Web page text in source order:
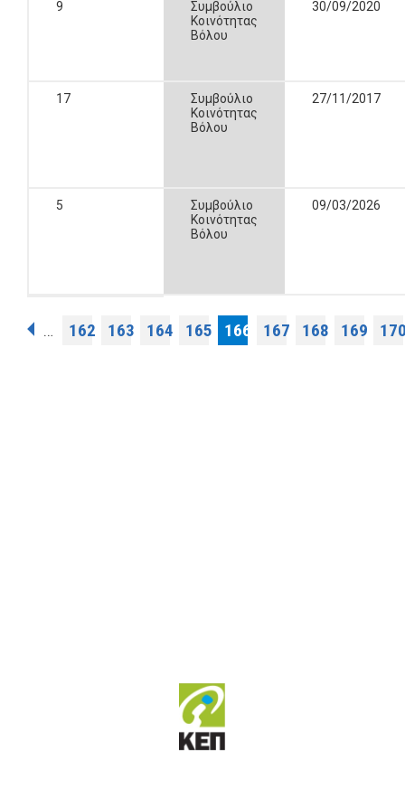
9
Συμβούλιο
Κοινότητας
Βόλου
30/09/2020
17
Συμβούλιο
Κοινότητας
Βόλου
27/11/2017
5
Συμβούλιο
Κοινότητας
Βόλου
09/03/2026
Σελίδες
… 162 163 164 165 166 167 168 169